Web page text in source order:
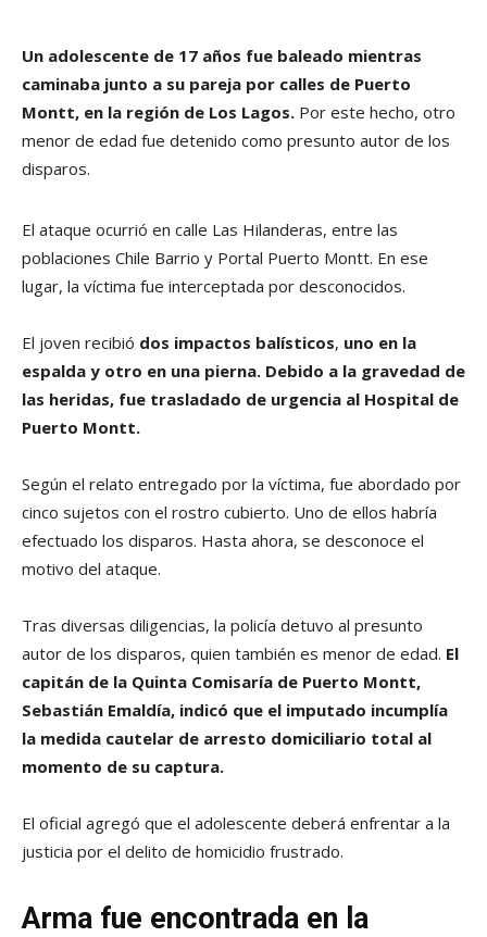
Un adolescente de 17 años fue baleado mientras
caminaba junto a su pareja por calles de Puerto
Montt, en la región de Los Lagos. Por este hecho, otro
menor de edad fue detenido como presunto autor de los
disparos.
El ataque ocurrió en calle Las Hilanderas, entre las
poblaciones Chile Barrio y Portal Puerto Montt. En ese
lugar, la víctima fue interceptada por desconocidos.
El joven recibió dos impactos balísticos, uno en la
espalda y otro en una pierna. Debido a la gravedad de
las heridas, fue trasladado de urgencia al Hospital de
Puerto Montt.
Según el relato entregado por la víctima, fue abordado por
cinco sujetos con el rostro cubierto. Uno de ellos habría
efectuado los disparos. Hasta ahora, se desconoce el
motivo del ataque.
Tras diversas diligencias, la policía detuvo al presunto
autor de los disparos, quien también es menor de edad. El
capitán de la Quinta Comisaría de Puerto Montt,
Sebastián Emaldía, indicó que el imputado incumplía
la medida cautelar de arresto domiciliario total al
momento de su captura.
El oficial agregó que el adolescente deberá enfrentar a la
justicia por el delito de homicidio frustrado.
Arma fue encontrada en la